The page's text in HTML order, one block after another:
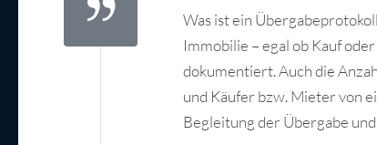
Was ist ein
Immobilie – egal ob Kauf
dokumentiert. Auch die
und Käufer bzw. Mieter von
Begleitung der Übergabe